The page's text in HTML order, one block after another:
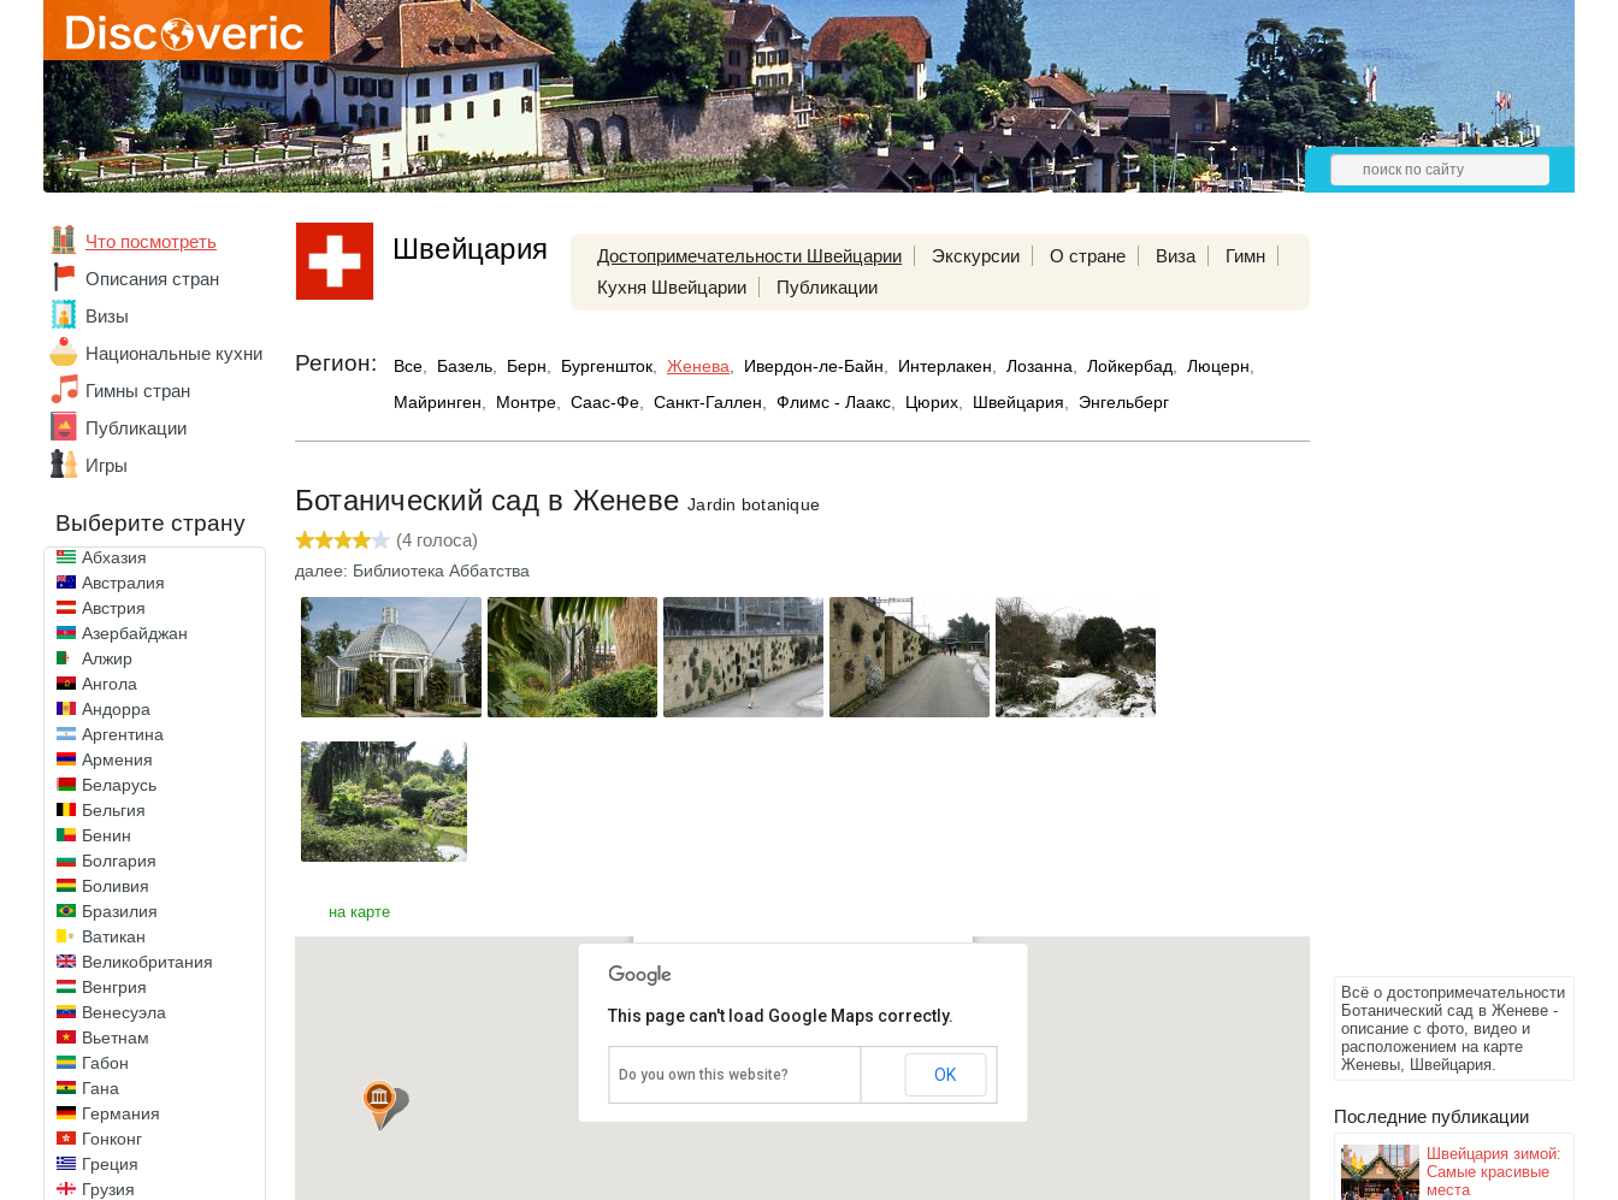
Что посмотреть
Описания стран
Визы
Национальные кухни
Гимны стран
Публикации
Игры
Выберите страну
Абхазия
Австралия
Австрия
Азербайджан
Алжир
Ангола
Андорра
Аргентина
Армения
Беларусь
Бельгия
Бенин
Болгария
Боливия
Бразилия
Ватикан
Великобритания
Венгрия
Венесуэла
Вьетнам
Габон
Гана
Германия
Гонконг
Греция
Грузия
Всё о достопримечательности
Ботанический сад в Женеве -
описание с фото, видео и
расположением на карте
Женевы, Швейцария.
Последние публикации
Швейцария зимой:
Самые красивые
места
Швейцария Достопримечательности Швейцарии Экскурсии О стране Виза
Гимн
Кухня Швейцарии
Публикации
Регион: Все Базель Берн Бургеншток Женева Ивердон-ле-Байн Интерлакен Лозанна Лойкербад Люцерн
Майринген
Монтре Саас-Фе Санкт-Галлен Флимс - Лаакс Цюрих Швейцария Энгельберг
Ботанический сад в ЖеневеJardin botanique
(4 голоса)
далее: Библиотека Аббатства
на карте
Швейцария, Женева
This page can't load Google Maps correctly.
Do you own this website? OK